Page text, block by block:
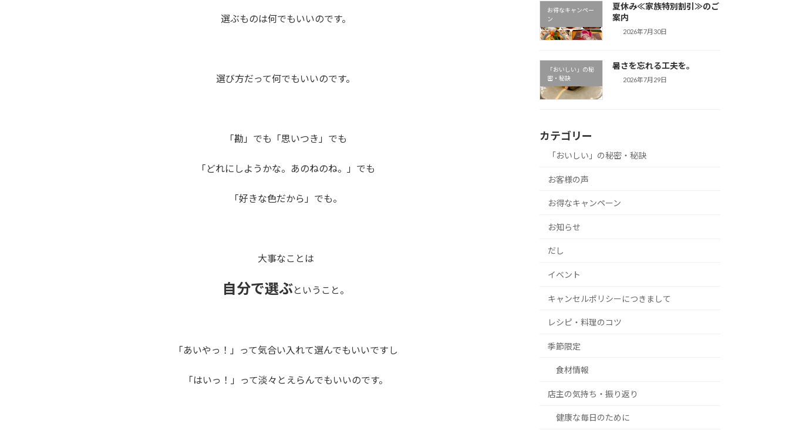
選ぶものは何でもいいのです。
選び方だって何でもいいのです。
「勘」でも「思いつき」でも
「どれにしようかな。あのねのね。」でも
「好きな色だから」でも。
大事なことは
自分で選ぶということ。
「あいやっ！」って気合い入れて選んでもいいですし
「はいっ！」って淡々とえらんでもいいのです。
お得なキャンペー
ン
夏休み≪家族特別割引≫のご
案内
2026年7月30日
「おいしい」の秘
密・秘訣
暑さを忘れる工夫を。
2026年7月29日
カテゴリー
「おいしい」の秘密・秘訣
お客様の声
お得なキャンペーン
お知らせ
だし
イベント
キャンセルポリシーにつきまして
レシピ・料理のコツ
季節限定
食材情報
店主の気持ち・振り返り
健康な毎日のために